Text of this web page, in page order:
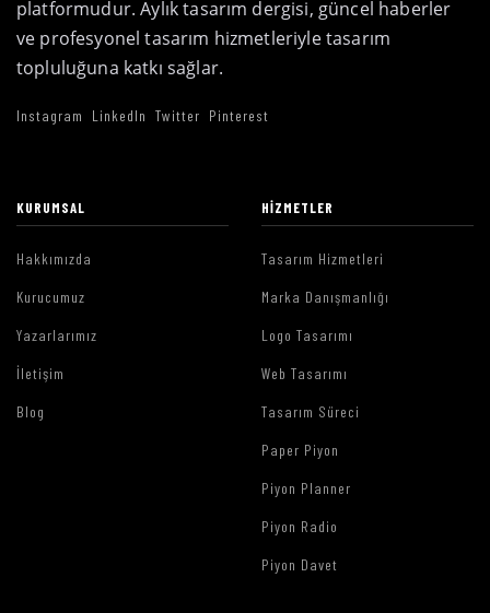
platformudur. Aylık tasarım dergisi, güncel haberler
ve profesyonel tasarım hizmetleriyle tasarım
topluluğuna katkı sağlar.
Instagram LinkedIn Twitter Pinterest
KURUMSAL
Hakkımızda
Kurucumuz
Yazarlarımız
İletişim
Blog
HIZMETLER
Tasarım Hizmetleri
Marka Danışmanlığı
Logo Tasarımı
Web Tasarımı
Tasarım Süreci
Paper Piyon
Piyon Planner
Piyon Radio
Piyon Davet